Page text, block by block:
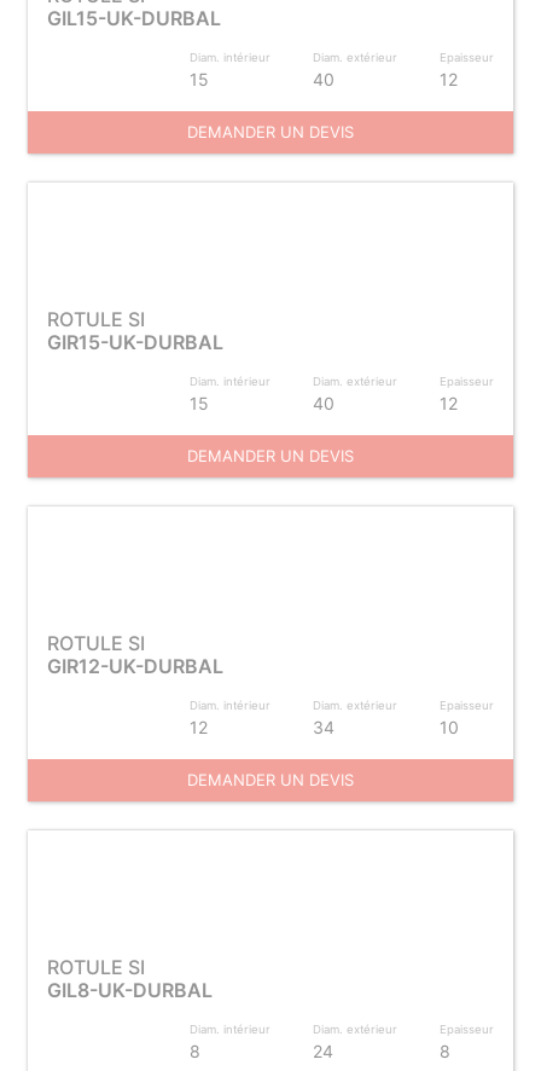
GIL15-UK-DURBAL
Diam. intérieur
15
Diam. extérieur
40
Epaisseur
12
DEMANDER UN DEVIS
ROTULE SI
GIR15-UK-DURBAL
Diam. intérieur
15
Diam. extérieur
40
Epaisseur
12
DEMANDER UN DEVIS
ROTULE SI
GIR12-UK-DURBAL
Diam. intérieur
12
Diam. extérieur
34
Epaisseur
10
DEMANDER UN DEVIS
ROTULE SI
GIL8-UK-DURBAL
Diam. intérieur
8
Diam. extérieur
24
Epaisseur
8